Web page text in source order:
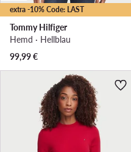
extra -10% Code: LAST
Tommy Hilfiger
Hemd · Hellblau
99,99€